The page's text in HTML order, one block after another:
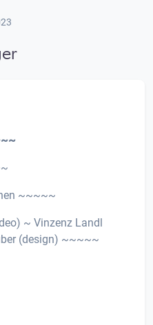
~~~~~
~ Vinzenz Landl
(design) ~~~~~